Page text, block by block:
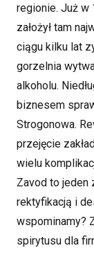
regionie. Już w
założył tam
ciągu kilku lat
gorzelnia
alkoholu.
biznesem
Strogonowa.
przejęcie
wielu
Zavod to jeden
rektyfikacją i
wspominamy?
spirytusu dla